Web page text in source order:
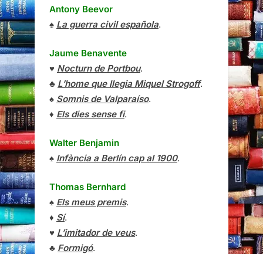
Antony Beevor
♠ La guerra civil española.
Jaume Benavente
♥ Nocturn de Portbou.
♣ L’home que llegia Miquel Strogoff.
♠ Somnis de Valparaíso.
♦ Els dies sense fi.
Walter Benjamin
♠ Infància a Berlín cap al 1900.
Thomas Bernhard
♠ Els meus premis.
♦ Sí.
♥ L’imitador de veus.
♣ Formigó.